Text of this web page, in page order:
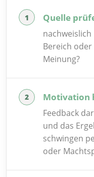
Quelle
Bereich
Meinung?
Motivation
Feedback
und das
schwingen
oder